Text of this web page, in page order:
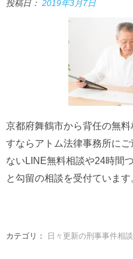
投稿日： 2019年3月7日
京都府舞鶴市から背任の無
すならアトム法律事務所に
ないLINE無料相談や24時間
と勾留の相談を受付ています
カテゴリ： 日々更新の刑事事件相談